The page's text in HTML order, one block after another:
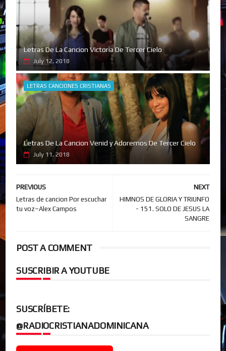
Letras De La Cancion Victoria De Tercer Cielo
July 12, 2018
LETRAS CANCIONES CRISTIANAS
Letras De La Cancion Venid y Adoremos De Tercer Cielo
July 11, 2018
NEXT
HIMNOS DE GLORIA Y TRIUNFO
- 151. SOLO DE JESUS LA
SANGRE
PREVIOUS
Letras de cancion Por escuchar
tu voz–Alex Campos
POST A COMMENT
SUSCRIBIR A YOUTUBE
SUSCRÍBETE:
@RADIOCRISTIANADOMINICANA